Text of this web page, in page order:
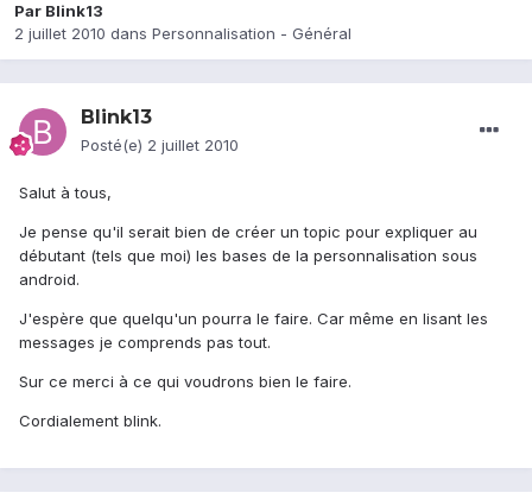
Par Blink13
2 juillet 2010 dans Personnalisation - Général
Blink13
Posté(e) 2 juillet 2010
Salut à tous,
Je pense qu'il serait bien de créer un topic pour expliquer au
débutant (tels que moi) les bases de la personnalisation sous
android.
J'espère que quelqu'un pourra le faire. Car même en lisant les
messages je comprends pas tout.
Sur ce merci à ce qui voudrons bien le faire.
Cordialement blink.